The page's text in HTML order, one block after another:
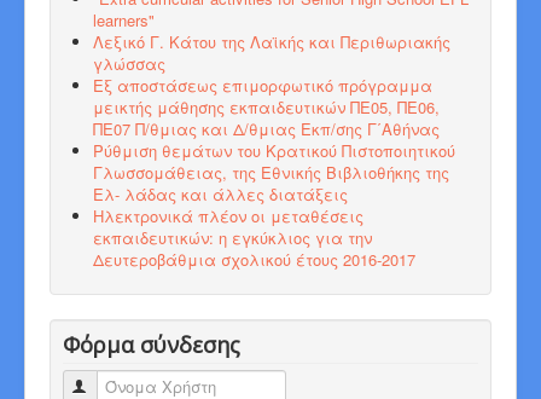
learners"
Λεξικό Γ. Κάτου της Λαϊκής και Περιθωριακής
γλώσσας
Εξ αποστάσεως επιμορφωτικό πρόγραμμα
μεικτής μάθησης εκπαιδευτικών ΠΕ05, ΠΕ06,
ΠΕ07 Π/θμιας και Δ/θμιας Εκπ/σης Γ΄Αθήνας
Ρύθμιση θεμάτων του Κρατικού Πιστοποιητικού
Γλωσσομάθειας, της Εθνικής Βιβλιοθήκης της
Ελ- λάδας και άλλες διατάξεις
Ηλεκτρονικά πλέον οι μεταθέσεις
εκπαιδευτικών: η εγκύκλιος για την
Δευτεροβάθμια σχολικού έτους 2016-2017
Φόρμα σύνδεσης
Όνομα Χρήστη